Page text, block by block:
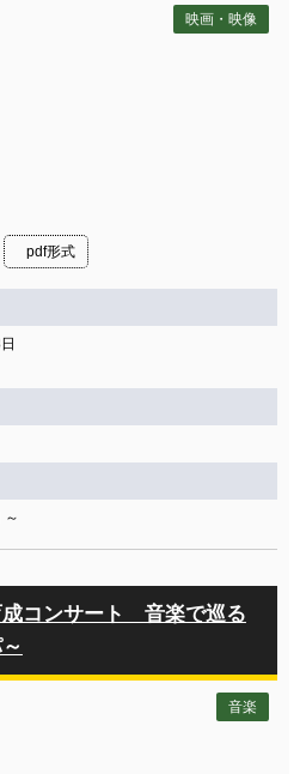
pdf形式
映画・映像
成コンサート 音楽で巡る
音楽